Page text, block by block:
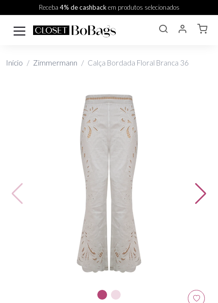
Receba 4% de cashbackem produtos selecionados
Início Zimmermann Calça Bordada Floral Branca 36